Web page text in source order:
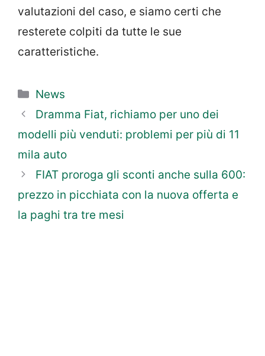
valutazioni del caso, e siamo certi che
resterete colpiti da tutte le sue
caratteristiche.
Categorie
News
Dramma Fiat, richiamo per uno dei
modelli più venduti: problemi per più di 11
mila auto
FIAT proroga gli sconti anche sulla 600:
prezzo in picchiata con la nuova offerta e
la paghi tra tre mesi